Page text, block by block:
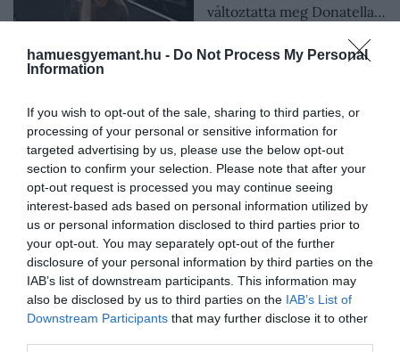
hamuesgyemant.hu - Do Not Process My Personal
Information
If you wish to opt-out of the sale, sharing to third parties, or
processing of your personal or sensitive information for
targeted advertising by us, please use the below opt-out
section to confirm your selection. Please note that after your
opt-out request is processed you may continue seeing
interest-based ads based on personal information utilized by
us or personal information disclosed to third parties prior to
your opt-out. You may separately opt-out of the further
disclosure of your personal information by third parties on the
IAB’s list of downstream participants. This information may
also be disclosed by us to third parties on the IAB’s List of
Downstream Participants that may further disclose it to other
változtatta meg Donatella…
2025. MÁRCIUS 21.
Egyedi szériák és
luxusmárkák – 5 karóra,
amely milliárdokért kelt el
CSÁKA ESZTER